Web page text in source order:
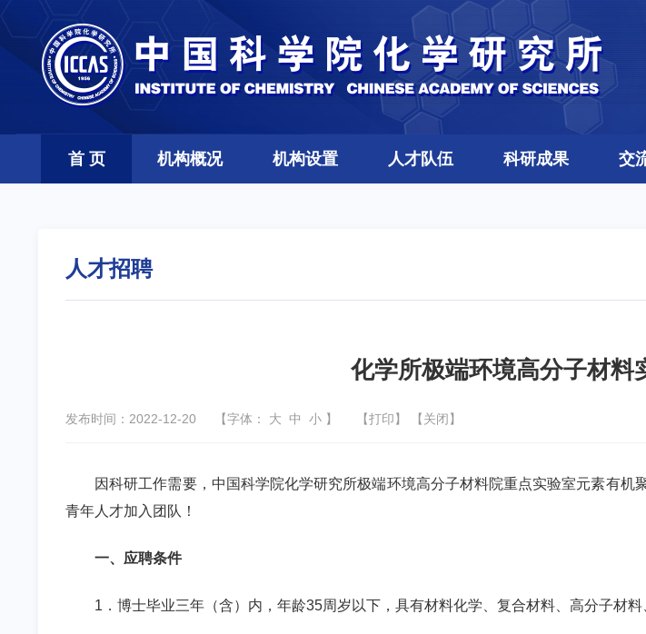
首 页 机构概况 机构设置 人才队伍 科研成果 交
人才招聘
化学所极端环境高分子材料
发布时间：2022-12-20 【字体： 大 中 小 】 【打印】 【关闭】
因科研工作需要，中国科学院化学研究所极端环境高分子材料院重点实验室元素有机
青年人才加入团队！
一、应聘条件
1 ．博士毕业三年（含）内，年龄35周岁以下，具有材料化学、复合材料、高分子材